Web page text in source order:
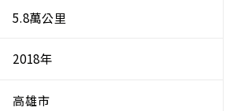
5.8萬公里
2018年
高雄市